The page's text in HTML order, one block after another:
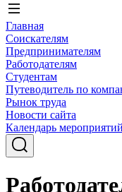
Главная
Соискателям
Предпринимателям
Работодателям
Студентам
Путеводитель по
Рынок труда
Новости сайта
Календарь мероприятий